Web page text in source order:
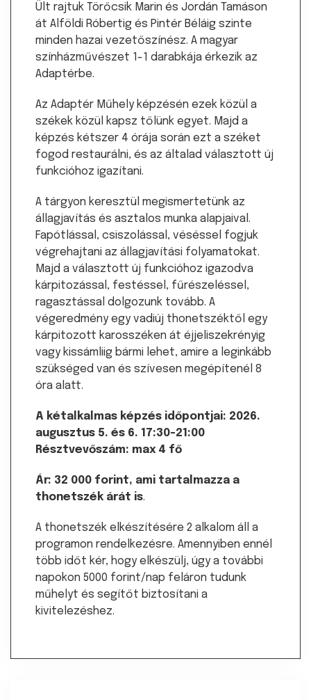
Ült rajtuk Törőcsik Marin és Jordán Tamáson
át Alföldi Róbertig és Pintér Béláig szinte
minden hazai vezetőszínész. A magyar
színházművészet 1-1 darabkája érkezik az
Adaptérbe.
Az Adaptér Műhely képzésén ezek közül a
székek közül kapsz tőlünk egyet. Majd a
képzés kétszer 4 órája során ezt a széket
fogod restaurálni, és az általad választott új
funkcióhoz igazítani.
A tárgyon keresztül megismertetünk az
állagjavítás és asztalos munka alapjaival.
Fapótlással, csiszolással, véséssel fogjuk
végrehajtani az állagjavítási folyamatokat.
Majd a választott új funkcióhoz igazodva
kárpitozással, festéssel, fűrészeléssel,
ragasztással dolgozunk tovább. A
végeredmény egy vadiúj thonetszéktől egy
kárpitozott karosszéken át éjjeliszekrényig
vagy kissámliig bármi lehet, amire a leginkább
szükséged van és szívesen megépítenél 8
óra alatt.
A kétalkalmas képzés időpontjai: 2026.
augusztus 5. és 6. 17:30-21:00
Résztvevőszám: max 4 fő
Ár: 32 000 forint, ami tartalmazza a
thonetszék árát is.
A thonetszék elkészítésére 2 alkalom áll a
programon rendelkezésre. Amennyiben ennél
több időt kér, hogy elkészülj, úgy a további
napokon 5000 forint/nap feláron tudunk
műhelyt és segítőt biztosítani a
kivitelezéshez.